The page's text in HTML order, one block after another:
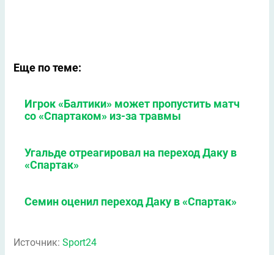
Еще по теме:
Игрок «Балтики» может пропустить матч
со «Спартаком» из-за травмы
Угальде отреагировал на переход Даку в
«Спартак»
Семин оценил переход Даку в «Спартак»
Источник: Sport24